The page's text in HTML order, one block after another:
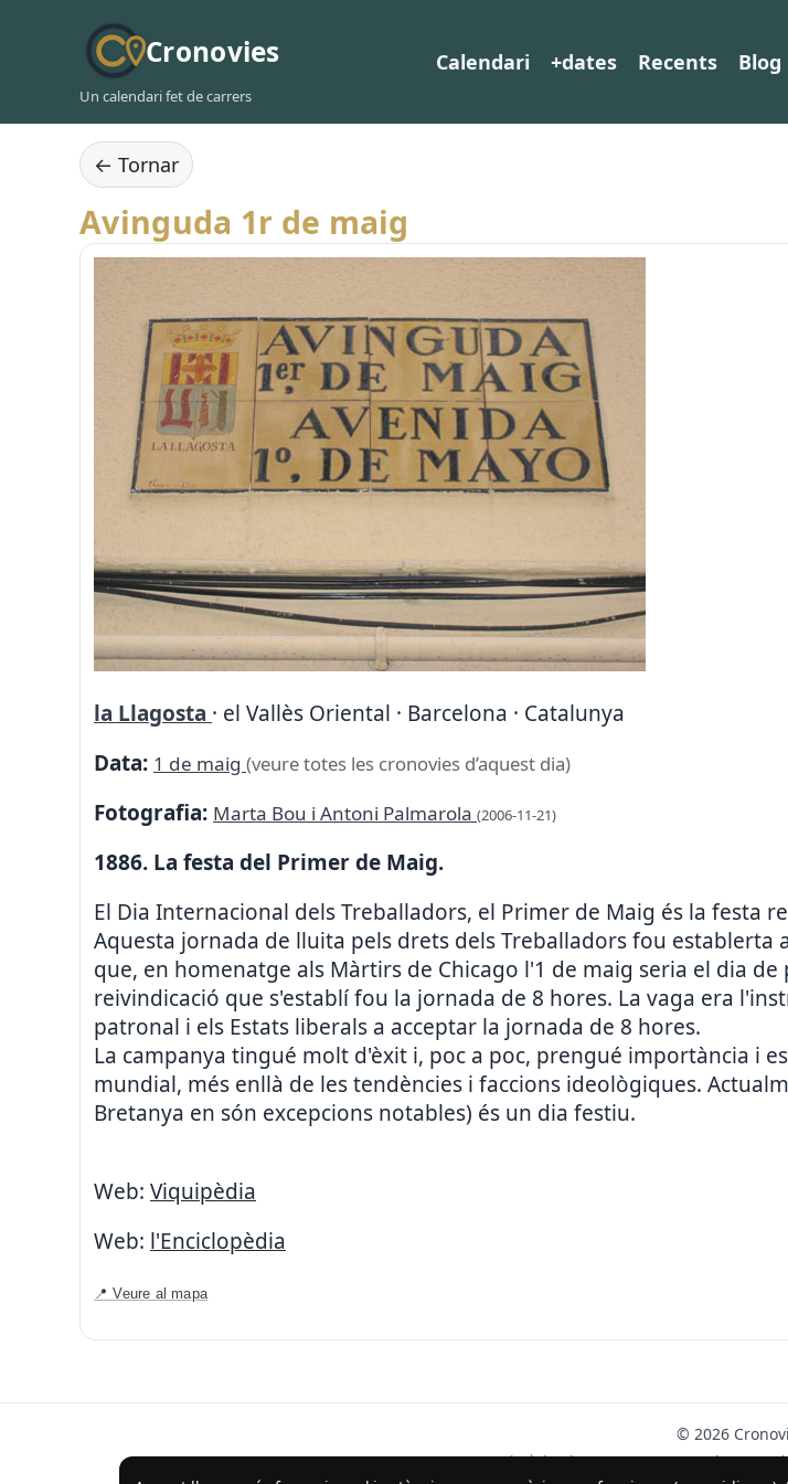
Cronovies
Un calendari fet de carrers
Calendari +dates Recents Blog
← Tornar
Avinguda 1r de maig
la Llagosta · el Vallès Oriental · Barcelona · Catalunya
Data: 1 de maig (veure totes les cronovies d’aquest dia)
Fotografia: Marta Bou i Antoni Palmarola (2006-11-21)
1886. La festa del Primer de Maig.
El Dia Internacional dels Treballadors, el Primer de Maig és la festa
Aquesta jornada de lluita pels drets dels Treballadors fou establerta
que, en homenatge als Màrtirs de Chicago l'1 de maig seria el dia
reivindicació que s'establí fou la jornada de 8 hores. La vaga era
patronal i els Estats liberals a acceptar la jornada de 8 hores.
La campanya tingué molt d'èxit i, poc a poc, prengué importància i
mundial, més enllà de les tendències i faccions ideològiques.
Bretanya en són excepcions notables) és un dia festiu.
Web: Viquipèdia
Web: l'Enciclopèdia
📍 Veure al mapa
© 2026
Història als carrers · Desenvolupat